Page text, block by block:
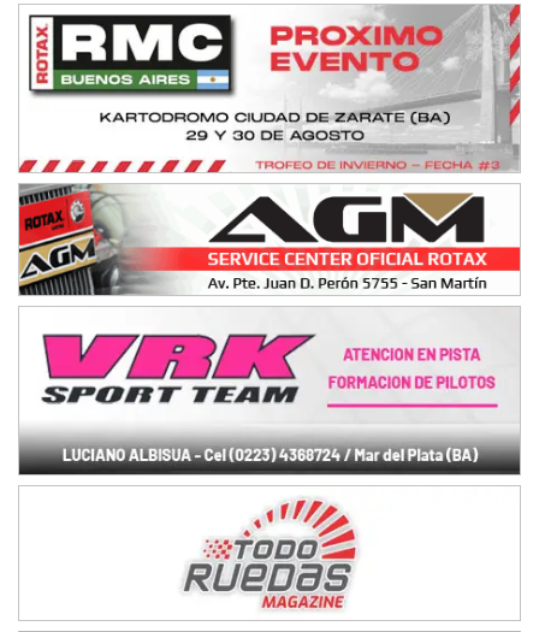
Avellaneda (Santa Fe)
SUR SANTAFESINO - F4
José Samuel Sánchez (Tierra)
Rufino (Santa Fe)
Juan Navarro (Asfalto)
El Timbó (Tucumán)